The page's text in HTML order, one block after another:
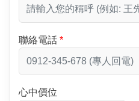
聯絡電話
心中價位